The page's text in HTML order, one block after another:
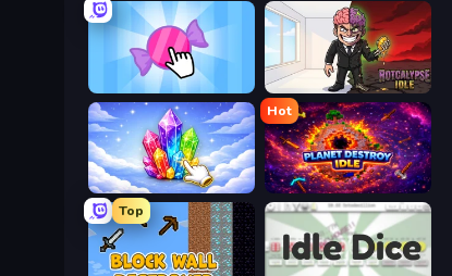
Candy Clicker 2 Rotcalypse: Idle Incremental
Crystalia Idle Clicker
Hot
Planet Destroy Idle
Top